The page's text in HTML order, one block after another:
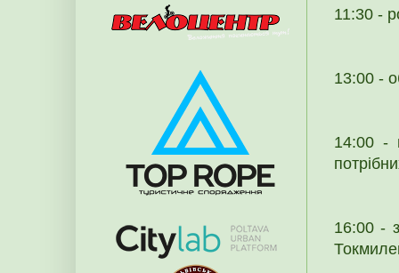
11:30 -
13:00 -
14:00 -
16:00 -